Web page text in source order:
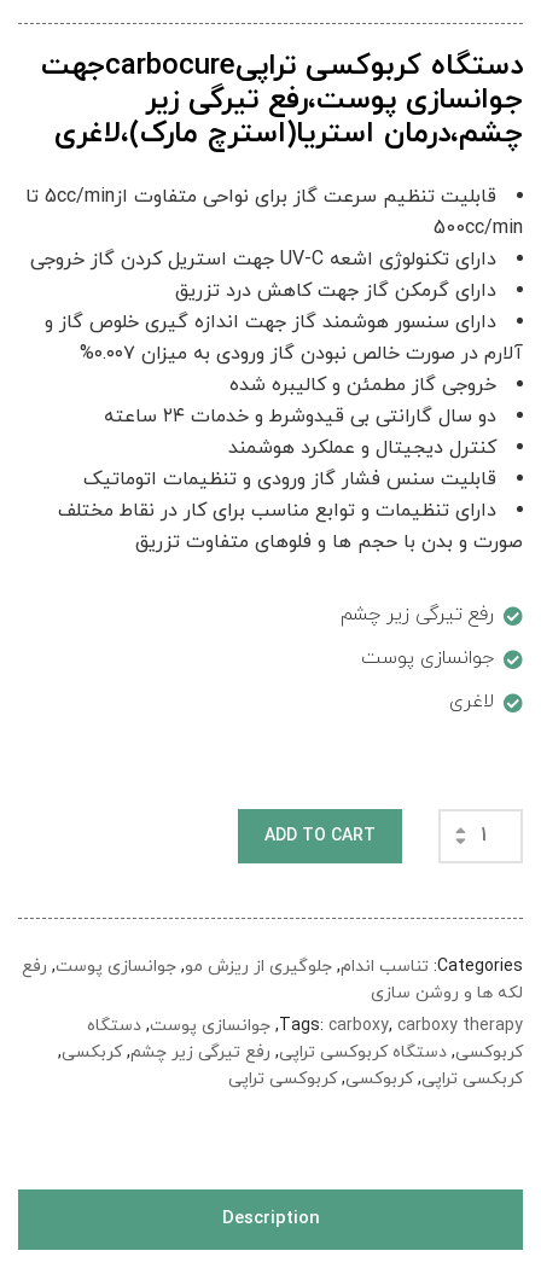
دستگاه کربوکسی تراپیcarbocureجهت
جوانسازی پوست،رفع تیرگی زیر
چشم،درمان استریا(استرچ مارک)،لاغری
قابلیت تنظیم سرعت گاز برای نواحی متفاوت از5cc/min تا
500cc/min
دارای تکنولوژی اشعه UV-C جهت استریل کردن گاز خروجی
دارای گرمکن گاز جهت کاهش درد تزریق
دارای سنسور هوشمند گاز جهت اندازه گیری خلوص گاز و
آلارم در صورت خالص نبودن گاز ورودی به میزان ۰.۰۰۷%
خروجی گاز مطمئن و کالیبره شده
دو سال گارانتی بی قیدوشرط و خدمات ۲۴ ساعته
کنترل دیجیتال و عملکرد هوشمند
قابلیت سنس فشار گاز ورودی و تنظیمات اتوماتیک
دارای تنظیمات و توابع مناسب برای کار در نقاط مختلف
صورت و بدن با حجم ها و فلوهای متفاوت تزریق
رفع تیرگی زیر چشم
جوانسازی پوست
لاغری
ADD TO CART
Categories: تناسب اندام,جلوگیری از ریزش مو ,جوانسازی پوست,رفع
لکه ها و روشن سازی
Tags:carboxy,carboxy therapy
,جوانسازی پوست,دستگاه
کربوکسی,دستگاه کربوکسی تراپی,رفع تیرگی زیر چشم,کربکسی,
کربکسی تراپی,کربوکسی,کربوکسی تراپی
Description